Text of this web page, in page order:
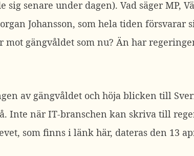
sig senare under dagen). Vad säger MP,
Johansson, som hela tiden försvarar
gängvåldet som nu? Än har
av gängvåldet och höja blicken till
Inte när IT-branschen kan skriva till
som finns i länk här, dateras den 13